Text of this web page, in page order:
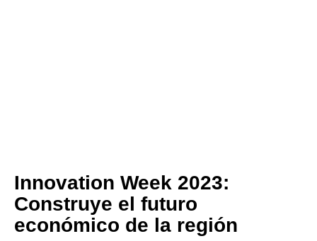
Innovation Week 2023:
Construye el futuro
económico de la región